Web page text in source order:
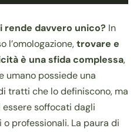
rende davvero unico? In
l’omologazione,trovare e
è una sfida complessa,
umano possiede una
tratti che lo definiscono, ma
soffocati dagli
professionali. La paura di